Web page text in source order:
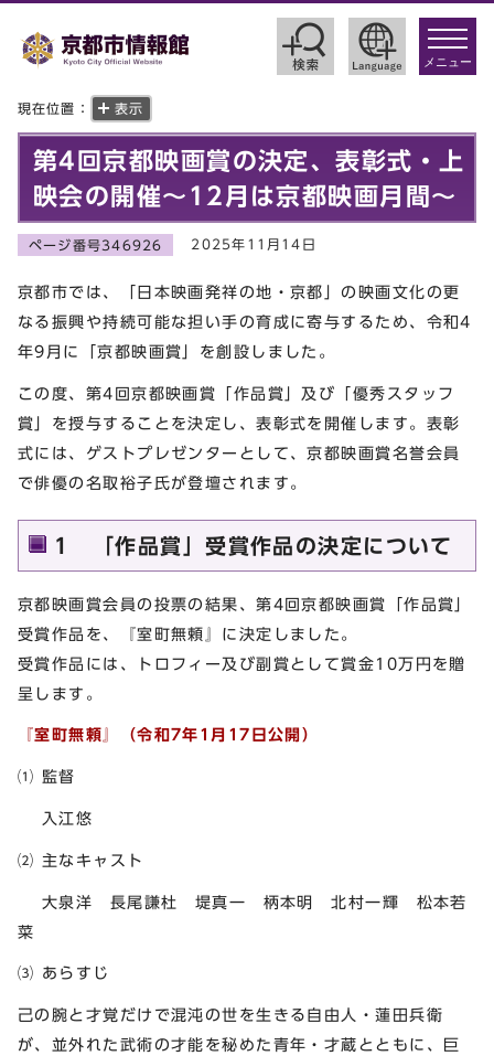
toggle
メニュー
現在位置： 表示
第4回京都映画賞の決定、表彰式・上
映会の開催～12月は京都映画月間～
ページ番号346926 2025年11月14日
京都市では、「日本映画発祥の地・京都」の映画文化の更
なる振興や持続可能な担い手の育成に寄与するため、令和4
年9月に「京都映画賞」を創設しました。
この度、第4回京都映画賞「作品賞」及び「優秀スタッフ
賞」を授与することを決定し、表彰式を開催します。表彰
式には、ゲストプレゼンターとして、京都映画賞名誉会員
で俳優の名取裕子氏が登壇されます。
1 「作品賞」受賞作品の決定について
京都映画賞会員の投票の結果、第4回京都映画賞「作品賞」
受賞作品を、『室町無頼』に決定しました。
受賞作品には、トロフィー及び副賞として賞金10万円を贈
呈します。
『室町無頼』（令和7年1月17日公開）
⑴ 監督
入江悠
⑵ 主なキャスト
大泉洋 長尾謙杜 堤真一 柄本明 北村一輝 松本若
菜
⑶ あらすじ
己の腕と才覚だけで混沌の世を生きる自由人・蓮田兵衛
が、並外れた武術の才能を秘めた青年・才蔵とともに、巨